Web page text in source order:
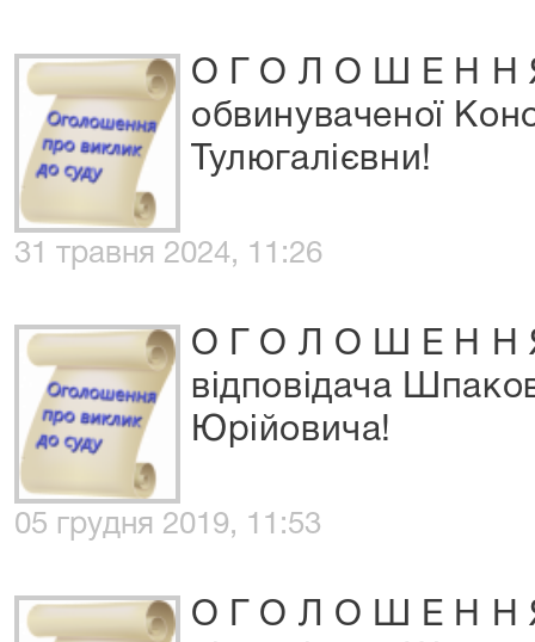
О Г О Л О Ш Е Н Н Я
обвинуваченої
Тулюгалієвни!
31 травня 2024, 11:26
О Г О Л О Ш Е Н Н Я
відповідача
Юрійовича!
05 грудня 2019, 11:53
О Г О Л О Ш Е Н Н Я